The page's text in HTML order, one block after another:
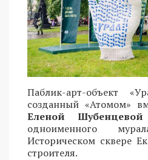
Паблик-арт-объект
созданный «Атомом»
Еленой Шубенцевой
одноименного
Историческом сквере
строителя.